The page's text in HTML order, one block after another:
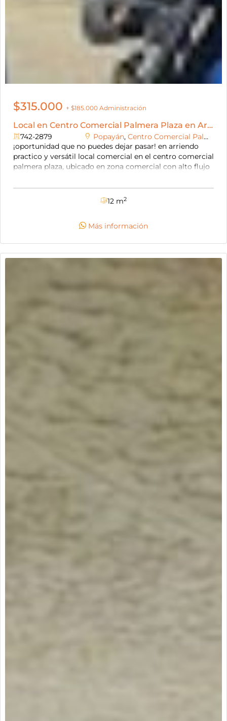
$315.000 + $185.000 Administración
Local en Centro Comercial Palmera Plaza en Arriendo
742-2879 Popayán, Centro Comercial Palmera Plaza
¡oportunidad que no puedes dejar pasar! en arriendo
practico y versátil local comercial en el centro comercial
palmera plaza, ubicado en zona comercial con alto flujo
dentro del centro comercial en el segundo piso, es ideal
para emprendedores, pequeños negocios, oficina
supertiendas olímpica siendo esto una ventaja para
12 m2
Más información